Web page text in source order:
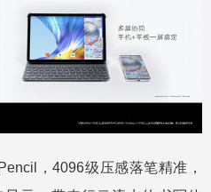
，4096级压感落笔精准，